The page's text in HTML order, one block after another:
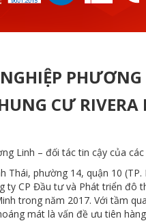
CƯ RIVERA
Linh – đối tác tin cậy của
Thái, phường 14, quận 10
ty CP Đầu tư và Phát triển
trong năm 2017. Với tầm
mát là vấn đề ưu tiên